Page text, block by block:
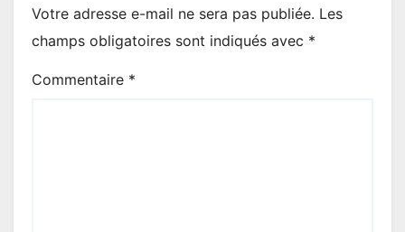
Votre adresse e-mail ne sera pas publiée. Les
champs obligatoires sont indiqués avec *
Commentaire *